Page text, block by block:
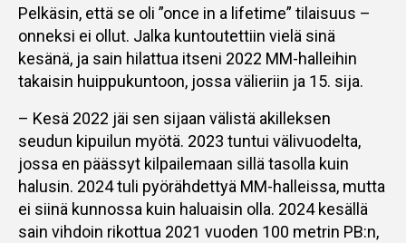
Pelkäsin, että se oli ”once in a lifetime” tilaisuus –
onneksi ei ollut. Jalka kuntoutettiin vielä sinä
kesänä, ja sain hilattua itseni 2022 MM-halleihin
takaisin huippukuntoon, jossa välieriin ja 15. sija.
– Kesä 2022 jäi sen sijaan välistä akilleksen
seudun kipuilun myötä. 2023 tuntui välivuodelta,
jossa en päässyt kilpailemaan sillä tasolla kuin
halusin. 2024 tuli pyörähdettyä MM-halleissa, mutta
ei siinä kunnossa kuin haluaisin olla. 2024 kesällä
sain vihdoin rikottua 2021 vuoden 100 metrin PB:n,